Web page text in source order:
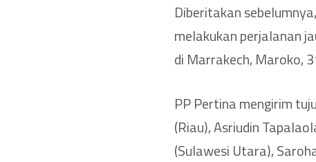
Diberitakan
melakukan perjalanan
di Marrakech, Maroko,
PP Pertina mengirim
(Riau), Asriudin
(Sulawesi Utara),